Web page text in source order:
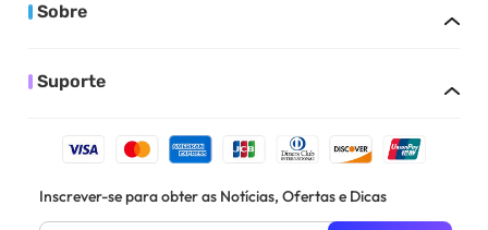
Sobre
Suporte
Inscrever-se para obter as Notícias, Ofertas e Dicas